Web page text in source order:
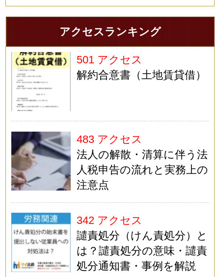
アクセスランキング
501 アクセス
解約合意書（土地賃貸借）
483 アクセス
法人の解散・清算に伴う法
人税申告の流れと実務上の
注意点
342 アクセス
譴責処分（けん責処分）と
は？譴責処分の意味・譴責
処分通知書・事例を解説